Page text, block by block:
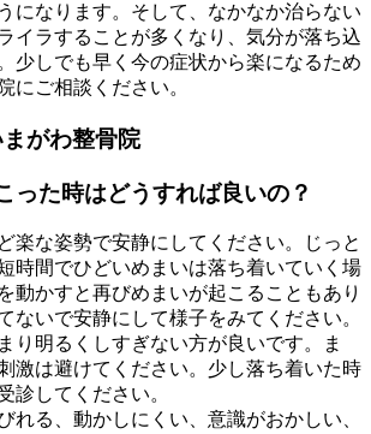
になります。そして、なかなか治らない
イラすることが多くなり、気分が落ち込
少しでも早く今の症状から楽になるため
にご相談ください。
がわ整骨院
った時はどうすれば良いの？
楽な姿勢で安静にしてください。じっと
時間でひどいめまいは落ち着いていく場
動かすと再びめまいが起こることもあり
ないで安静にして様子をみてください。
り明るくしすぎない方が良いです。ま
激は避けてください。少し落ち着いた時
診してください。
れる、動かしにくい、意識がおかしい、